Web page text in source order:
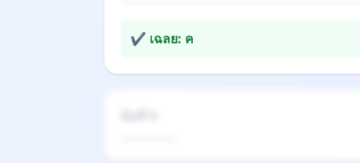
✔ เฉลย: ค